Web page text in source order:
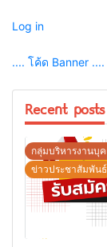
Log in
.... โค้ด Banner ....
Recent posts
กลุ่มบริหารงานบุ
ข่าวประชาสัมพันธ์